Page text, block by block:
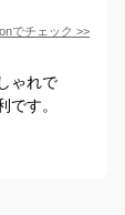
でチェック >>
ゃれで
す。